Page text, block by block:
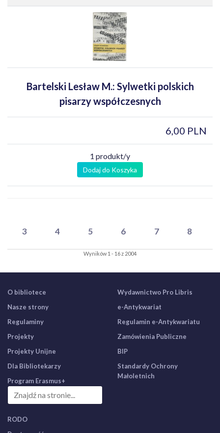
Bartelski Lesław M.: Sylwetki polskich
pisarzy współczesnych
6,00 PLN
1 produkt/y
Dodaj do Koszyka
3 4 5 6 7 8
Wyników 1 - 16 z 2004
O bibliotece
Nasze strony
Regulaminy
Projekty
Projekty Unijne
Dla Bibliotekarzy
Program Erasmus+
Wydawnictwo Pro Libris
e-Antykwariat
Regulamin e-Antykwariatu
Zamówienia Publiczne
BIP
Standardy Ochrony
Małoletnich
RODO